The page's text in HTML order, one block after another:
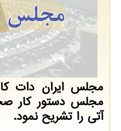
مجلس ایران دات
مجلس دستور کار
آتی را تشریح نمود.